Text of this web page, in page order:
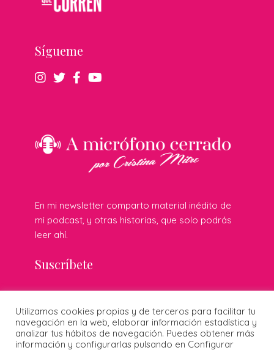
Sígueme
En mi newsletter comparto material inédito de
mi podcast, y otras historias, que solo podrás
leer ahí.
Suscríbete
© 2026 Cristina Mitre · Todos los derechos reservados ·
Publicidad responsable·Protección de datos· Cookies·
Diseñado por:
Utilizamos cookies propias y de terceros para facilitar tu
navegación en la web, elaborar información estadística y
analizar tus hábitos de navegación. Puedes obtener más
información y configurarlas pulsando en Configurar